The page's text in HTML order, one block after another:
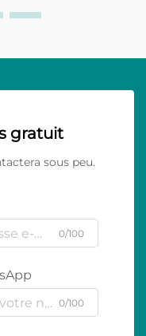
gratuit
sous peu.
0/100
0/100